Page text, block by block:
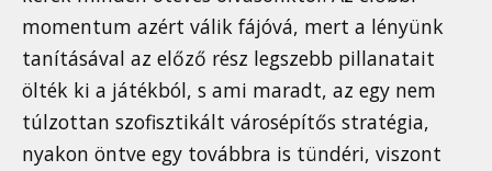
momentum azért válik fájóvá, mert a lényünk
tanításával az előző rész legszebb pillanatait
ölték ki a játékból, s ami maradt, az egy nem
túlzottan szofisztikált városépítős stratégia,
nyakon öntve egy továbbra is tündéri, viszont